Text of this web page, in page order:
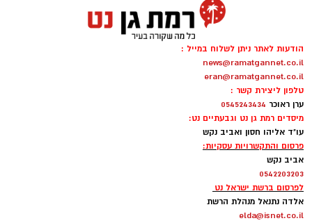
הודעות לאתר ניתן לשלוח במייל :
news@ramatgannet.co.il
eran@ramatgannet.co.il
טלפון ליצירת קשר :
ערן ראוכר 0545243434
מיסדים רמת גן נט וגבעתיים נט:
עו"ד אליהו חסון ואביב נקש
פרסום והתקשרויות עסקיות:
אביב נקש
0542203203
לפרסום ברשת ישראל נט
אלדה נתנאל מנהלת הרשת
elda@isnet.co.il